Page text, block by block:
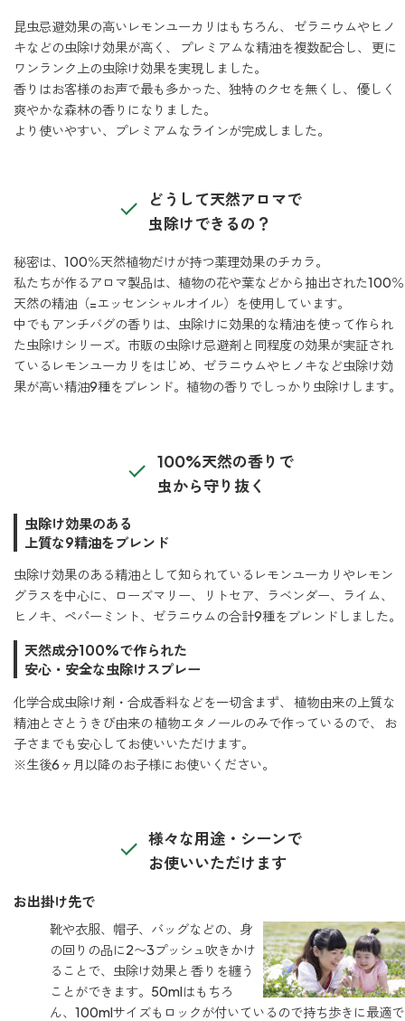
オレンジ
レモン
ベルガモット
レモンティー
マスク用
アンチ花粉
キッチン用
forキッチン
掃除用
昆虫忌避効果の高いレモンユーカリはもちろん、 ゼラニウムやヒノ
キなどの虫除け効果が高く、 プレミアムな精油を複数配合し、 更に
ワンランク上の虫除け効果を実現しました。
香りはお客様のお声で最も多かった、独特のクセを無くし、 優しく
爽やかな森林の香りになりました。
より使いやすい、プレミアムなラインが完成しました。
どうして天然アロマで
虫除けできるの？
秘密は、100％天然植物だけが持つ薬理効果のチカラ。
私たちが作るアロマ製品は、植物の花や葉などから抽出された100％
天然の精油（=エッセンシャルオイル）を使用しています。
中でもアンチバグの香りは、虫除けに効果的な精油を使って作られ
た虫除けシリーズ。市販の虫除け忌避剤と同程度の効果が実証され
ているレモンユーカリをはじめ、ゼラニウムやヒノキなど虫除け効
果が高い精油9種をブレンド。植物の香りでしっかり虫除けします。
100%天然の香りで
虫から守り抜く
虫除け効果のある
上質な9精油をブレンド
虫除け効果のある精油として知られているレモンユーカリやレモン
グラスを中心に、ローズマリー、リトセア、ラベンダー、ライム、
ヒノキ、ペパーミント、ゼラニウムの合計9種をブレンドしました。
天然成分100%で作られた
安心・安全な虫除けスプレー
化学合成虫除け剤・合成香料などを一切含まず、 植物由来の上質な
精油とさとうきび由来の 植物エタノールのみで作っているので、 お
子さまでも安心してお使いいただけます。
※生後6ヶ月以降のお子様にお使いください。
様々な用途・シーンで
お使いいただけます
お出掛け先で
靴や衣服、帽子、バッグなどの、身
の回りの品に2〜3プッシュ吹きかけ
ることで、虫除け効果と 香りを纏う
ことができます。50mlはもちろ
ん、100mlサイズもロックが付いているので持ち歩きに最適で